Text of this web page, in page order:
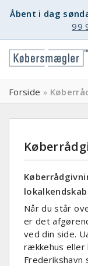
Åbent i dag
99
Forside »
Når du står
er det
ved din side.
rækkehus eller